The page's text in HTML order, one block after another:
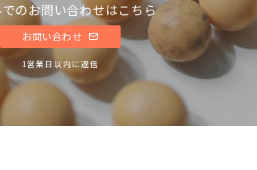
でのお問い合わせはこちら
お問い合わせ
1営業日以内に返信